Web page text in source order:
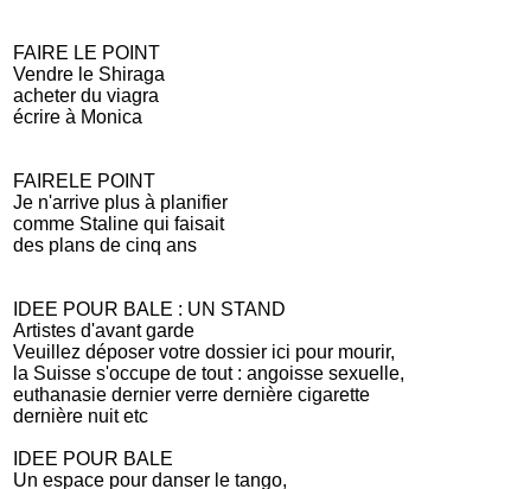
FAIRE LE POINT
Vendre le Shiraga
acheter du viagra
écrire à Monica
FAIRELE POINT
Je n'arrive plus à planifier
comme Staline qui faisait
des plans de cinq ans
IDEE POUR BALE : UN STAND
Artistes d'avant garde
Veuillez déposer votre dossier ici pour mourir,
la Suisse s'occupe de tout : angoisse sexuelle,
euthanasie dernier verre dernière cigarette
dernière nuit etc
IDEE POUR BALE
Un espace pour danser le tango,